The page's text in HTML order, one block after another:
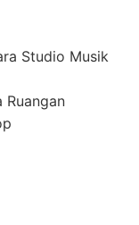
Studio Musik
Ruangan